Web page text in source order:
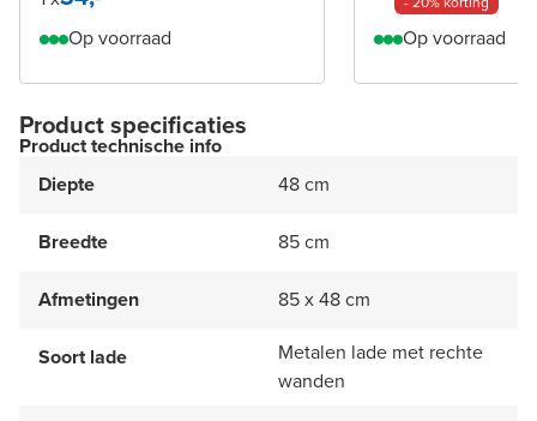
Op voorraad Op voorraad
Product specificaties
Product technische info
Diepte
48 cm
Breedte 85 cm
Afmetingen 85 x 48 cm
Soort lade
Metalen lade met rechte
wanden